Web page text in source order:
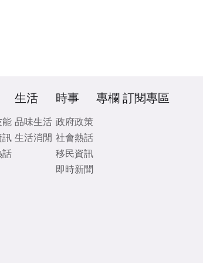
能
訊
話
生活
品味生活
生活消閒
時事
政府政策
社會熱話
移民資訊
即時新聞
專欄 訂閱專區